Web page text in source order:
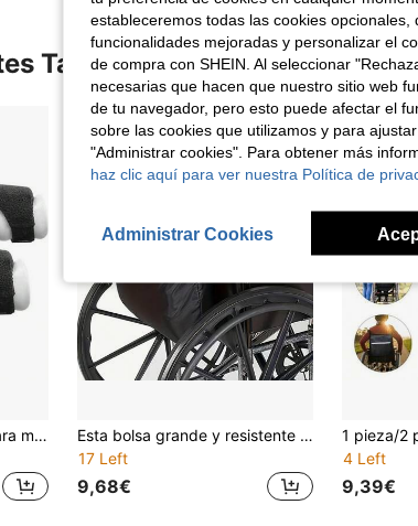
También Vieron
Cojín de agarre manual para muletas - Funda de espuma de goma ergonómica para comodidad y soporte
Esta bolsa grande y resistente al agua para reposabrazos de silla de ruedas para exteriores es adecuada para respaldos de sillas de ruedas eléctricas, perfecta para viajes o uso diario. Proporciona un amplio espacio para almacenar artículos esenciales (teléfonos, botellas de agua, medicamentos), mientras...
17 Left
9,68€
4 Left
9,39€
estableceremos todas las cookies
funcionalidades mejoradas y personalizar el
de compra con SHEIN. Al seleccionar
necesarias que hacen que nuestro sitio web
de tu navegador, pero esto puede afectar el
sobre las cookies que utilizamos y para
"Administrar cookies". Para obtener más
haz clic aquí para ver nuestra Política de
Administrar Cookies